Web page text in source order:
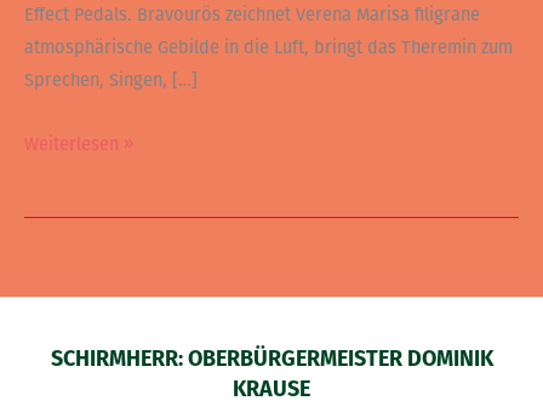
Effect Pedals. Bravourös zeichnet Verena Marisa filigrane
atmosphärische Gebilde in die Luft, bringt das Theremin zum
Sprechen, Singen, […]
Weiterlesen »
SCHIRMHERR: OBERBÜRGERMEISTER DOMINIK
KRAUSE